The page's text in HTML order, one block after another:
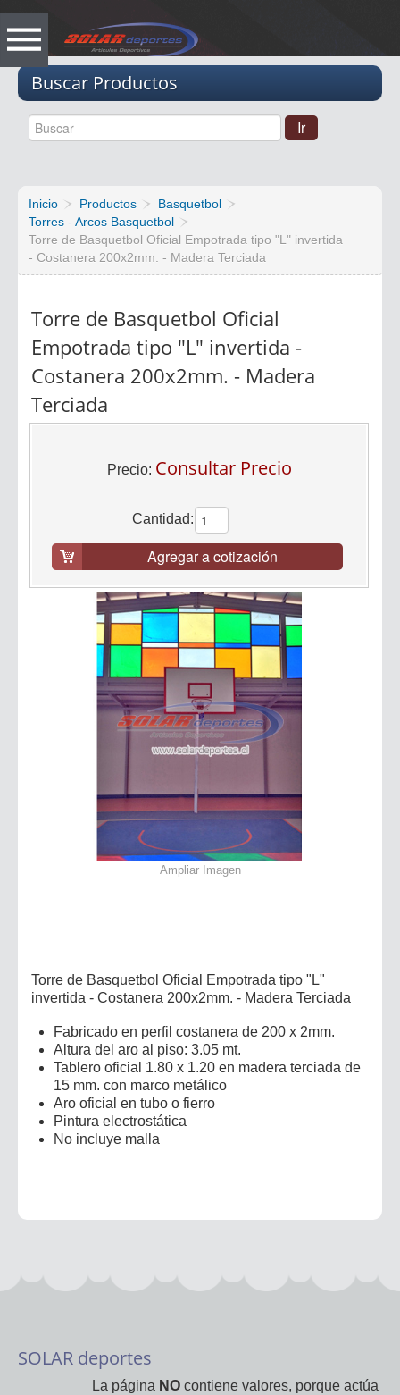
Buscar Productos
Inicio Productos
Basquetbol
Torres - Arcos Basquetbol
Torre de Basquetbol Oficial Empotrada tipo "L" invertida
- Costanera 200x2mm. - Madera Terciada
Torre de Basquetbol Oficial
Empotrada tipo "L" invertida -
Costanera 200x2mm. - Madera
Terciada
Precio: Consultar Precio
Cantidad:
Agregar a cotización
Ampliar Imagen
Torre de Basquetbol Oficial Empotrada tipo "L"
invertida - Costanera 200x2mm. - Madera Terciada
Fabricado en perfil costanera de 200 x 2mm.
Altura del aro al piso: 3.05 mt.
Tablero oficial 1.80 x 1.20 en madera terciada de
15 mm. con marco metálico
Aro oficial en tubo o fierro
Pintura electrostática
No incluye malla
SOLAR deportes
La página NO contiene valores, porque actúa